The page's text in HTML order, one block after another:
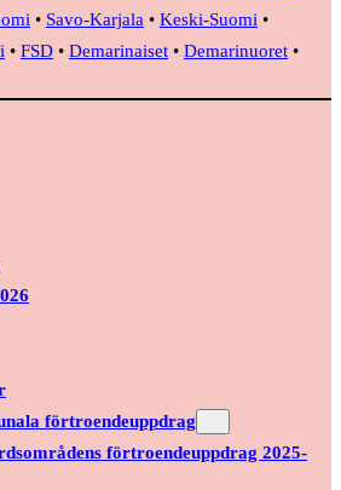
• Savo-Karjala • Keski-Suomi •
• FSD • Demarinaiset • Demarinuoret •
förtroendeuppdrag
förtroendeuppdrag 2025-